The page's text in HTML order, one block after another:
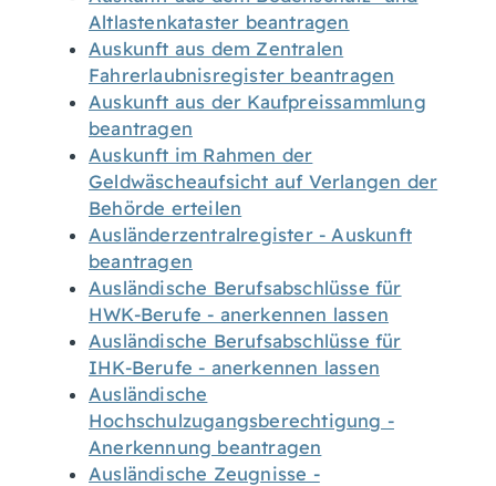
Altlastenkataster beantragen
Auskunft aus dem Zentralen
Fahrerlaubnisregister beantragen
Auskunft aus der Kaufpreissammlung
beantragen
Auskunft im Rahmen der
Geldwäscheaufsicht auf Verlangen der
Behörde erteilen
Ausländerzentralregister - Auskunft
beantragen
Ausländische Berufsabschlüsse für
HWK-Berufe - anerkennen lassen
Ausländische Berufsabschlüsse für
IHK-Berufe - anerkennen lassen
Ausländische
Hochschulzugangsberechtigung -
Anerkennung beantragen
Ausländische Zeugnisse -